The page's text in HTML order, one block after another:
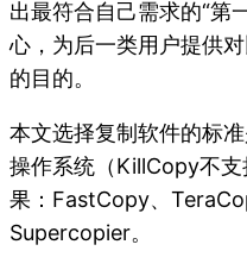
出最符合自己需求的“第
心，为后一类用户提供
的目的。
本文选择复制软件的标
操作系统（KillCopy不
果：FastCopy、
Supercopier。